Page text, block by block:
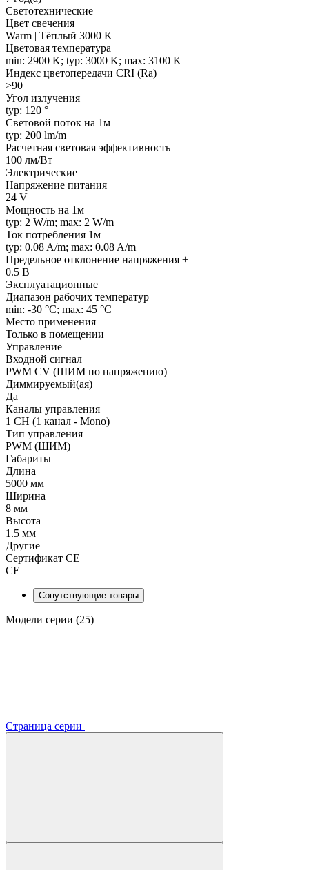
Светотехнические
Цвет свечения
Warm | Тёплый 3000 K
Цветовая температура
min: 2900 K; typ: 3000 K; max: 3100 K
Индекс цветопередачи CRI (Ra)
>90
Угол излучения
typ: 120 °
Световой поток на 1м
typ: 200 lm/m
Расчетная световая эффективность
100 лм/Вт
Электрические
Напряжение питания
24 V
Мощность на 1м
typ: 2 W/m; max: 2 W/m
Ток потребления 1м
typ: 0.08 A/m; max: 0.08 A/m
Предельное отклонение напряжения ±
0.5 В
Эксплуатационные
Диапазон рабочих температур
min: -30 °C; max: 45 °C
Место применения
Только в помещении
Управление
Входной сигнал
PWM СV (ШИМ по напряжению)
Диммируемый(ая)
Да
Каналы управления
1 CH (1 канал - Mono)
Тип управления
PWM (ШИМ)
Габариты
Длина
5000 мм
Ширина
8 мм
Высота
1.5 мм
Другие
Сертификат CE
CE
Сопутствующие товары
Модели серии (25)
Страница серии